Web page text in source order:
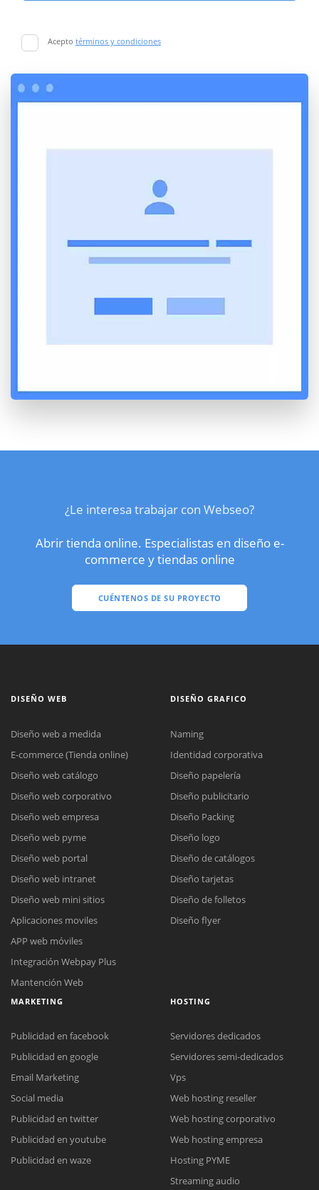
Acepto términos y condiciones
¿Le interesa trabajar con Webseo?
Abrir tienda online. Especialistas en diseño e-
commerce y tiendas online
CUÉNTENOS DE SU PROYECTO
Reunión online
Meet para la reunión online.
Cotización
Chat Online
Todos nuestros ejecutivos están fuera de línea. Complete el formulario
DISEÑO WEB
Diseño web a medida
E-commerce (Tienda online)
Diseño web catálogo
Diseño web corporativo
Diseño web empresa
Diseño web pyme
Diseño web portal
Diseño web intranet
Diseño web mini sitios
Aplicaciones moviles
APP web móviles
Integración Webpay Plus
Mantención Web
DISEÑO GRAFICO
Naming
Identidad corporativa
Diseño papelería
Diseño publicitario
Diseño Packing
Diseño logo
Diseño de catálogos
Diseño tarjetas
Diseño de folletos
Diseño flyer
MARKETING
Publicidad en facebook
Publicidad en google
Email Marketing
Social media
Publicidad en twitter
Publicidad en youtube
Publicidad en waze
HOSTING
Servidores dedicados
Servidores semi-dedicados
Vps
Web hosting reseller
Web hosting corporativo
Web hosting empresa
Hosting PYME
Streaming audio